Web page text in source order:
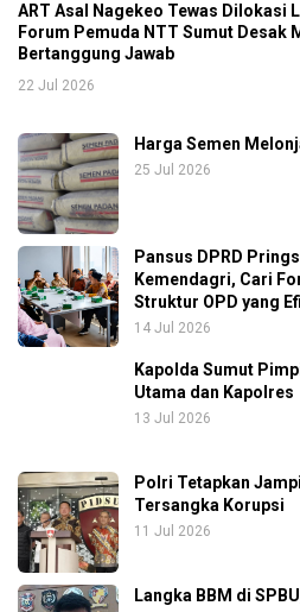
ART Asal Nagekeo Tewas Dilokasi
Forum Pemuda NTT Sumut Desak
Bertanggung Jawab
22 Jul 2026
Harga Semen
25 Jul 2026
Pansus DPRD
Kemendagri, Cari
Struktur OPD yang
14 Jul 2026
Kapolda Sumut
Utama dan Kapolres
13 Jul 2026
Polri Tetapkan
Tersangka Korupsi
11 Jul 2026
Langka BBM di